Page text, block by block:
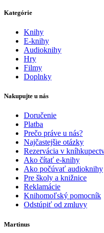
Kategórie
Knihy
E-knihy
Audioknihy
Hry
Filmy
Doplnky
Nakupujte u nás
Doručenie
Platba
Prečo práve u nás?
Najčastejšie otázky
Rezervácia v
Ako čítať e-knihy
Ako počúvať audioknihy
Pre školy a knižnice
Reklamácie
Knihomoľský pomocník
Odstúpiť od zmluvy
Martinus